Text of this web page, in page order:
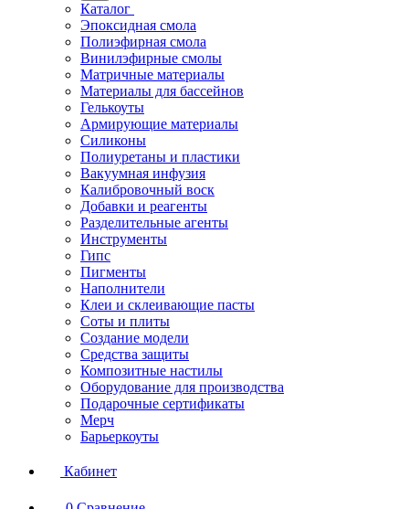
Каталог
Эпоксидная смола
Полиэфирная смола
Винилэфирные смолы
Матричные материалы
Материалы для бассейнов
Гелькоуты
Армирующие материалы
Силиконы
Полиуретаны и пластики
Вакуумная инфузия
Калибровочный воск
Добавки и реагенты
Разделительные агенты
Инструменты
Гипс
Пигменты
Наполнители
Клеи и склеивающие пасты
Соты и плиты
Создание модели
Средства защиты
Композитные настилы
Оборудование для производства
Подарочные сертификаты
Мерч
Барьеркоуты
Кабинет